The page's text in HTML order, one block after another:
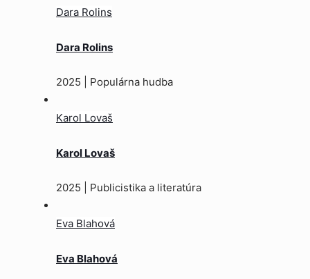
Dara Rolins
Dara Rolins
2025 | Populárna hudba
Karol Lovaš
Karol Lovaš
2025 | Publicistika a literatúra
Eva Blahová
Eva Blahová